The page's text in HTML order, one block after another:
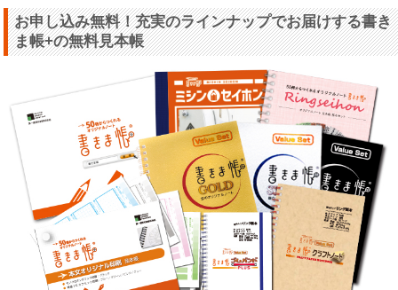
お申し込み無料！充実のラインナップでお届けする書き
ま帳+の無料見本帳